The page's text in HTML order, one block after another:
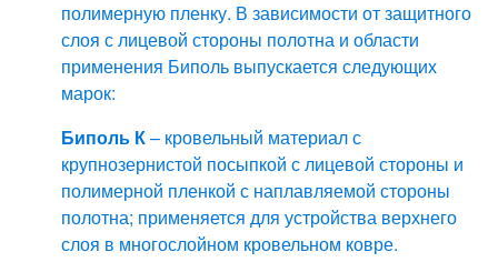
полимерную пленку. В зависимости от защитного
слоя с лицевой стороны полотна и области
применения Биполь выпускается следующих
марок:
Биполь К– кровельный материал с
крупнозернистой посыпкой с лицевой стороны и
полимерной пленкой с наплавляемой стороны
полотна; применяется для устройства верхнего
слоя в многослойном кровельном ковре.